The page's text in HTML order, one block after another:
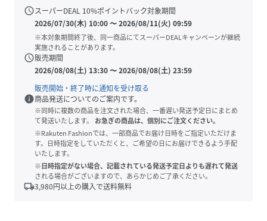
scheduleスーパーDEAL 10%ポイントバック対象期間
2026/07/30(木) 10:00〜2026/08/11(火) 09:59
※本対象期間終了後、同一商品にてスーパーDEALキャンペーンが継続
実施されることがあります。
schedule販売期間
2026/08/08(土) 13:30〜2026/08/08(土) 23:59
販売開始・終了時に通知を受け取る
info商品発送についてのご案内です。
※同時に複数の商品を注文された場合、一番遅い発送予定日にまとめ
て発送いたします。
お急ぎの商品は、個別にご注文ください。
※Rakuten Fashionでは、一部商品でお届け日時をご指定いただけま
す。日時指定をしていただくと、ご希望の日にお届けできるよう手配
いたします。
※日時指定がない場合、記載されている発送予定日よりも遅れて発送
される場合がございますので、あらかじめご了承ください。
local_shipping3,980円以上の購入で送料無料